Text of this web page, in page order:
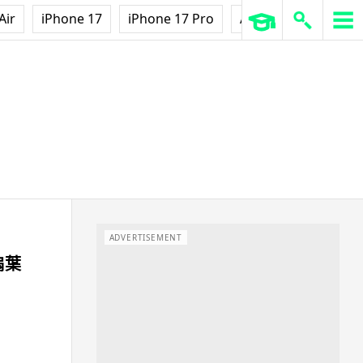
iPhone 17 iPhone 17 Pro AirPods Pro 3
葉
ADVERTISEMENT